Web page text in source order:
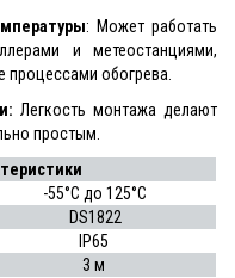
: Может работать
и метеостанциями,
процессами обогрева.
Легкость монтажа делают
простым.
-55°C до 125°C
DS1822
IP65
3 м